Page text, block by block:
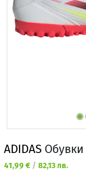
ADIDAS
Текуща цена:
41,99 € / 82,13 лв.